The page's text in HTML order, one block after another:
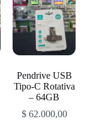
Pendrive USB
Tipo-C Rotativa
– 64GB
$62.000,00